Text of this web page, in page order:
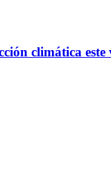
climática este